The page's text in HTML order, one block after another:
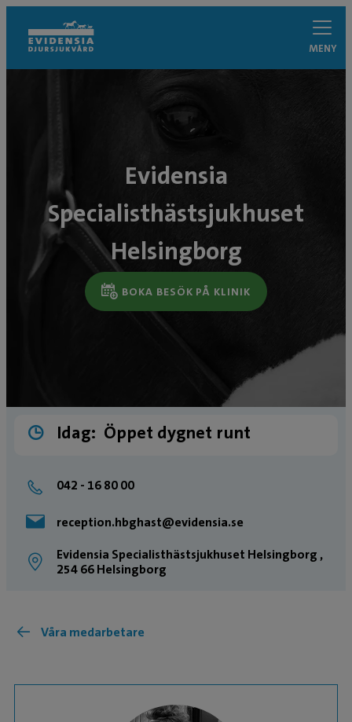
MENY
Evidensia
Specialisthästsjukhuset
Helsingborg
BOKA BESÖK PÅ KLINIK
Idag: Öppet dygnet runt
042 - 16 80 00
reception.hbghast@evidensia.se
Evidensia Specialisthästsjukhuset Helsingborg ,
254 66 Helsingborg
Våra medarbetare